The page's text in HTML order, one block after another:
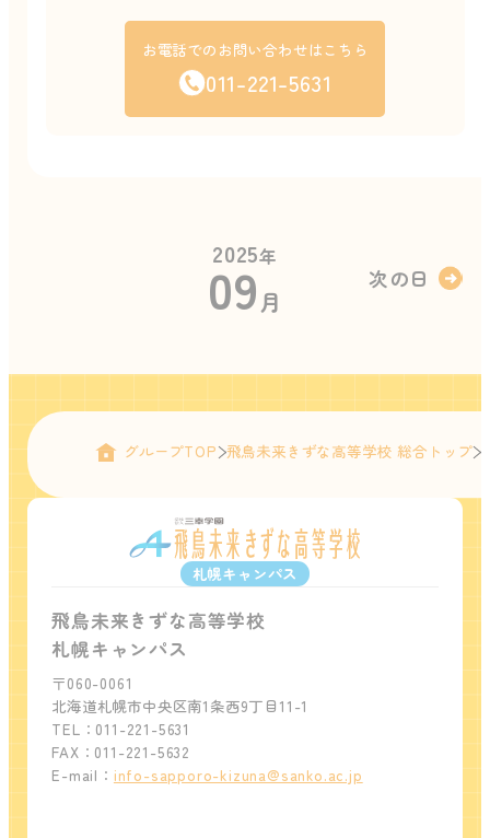
お電話でのお問い合わせはこちら
011-221-5631
2025年
09月
次の日
グループTOP 飛鳥未来きずな高等学校 総合トップ
札幌キャンパス
飛鳥未来きずな高等学校
札幌キャンパス
〒060-0061
北海道札幌市中央区南1条西9丁目11-1
TEL：011-221-5631
FAX：011-221-5632
E-mail： info-sapporo-kizuna@sanko.ac.jp